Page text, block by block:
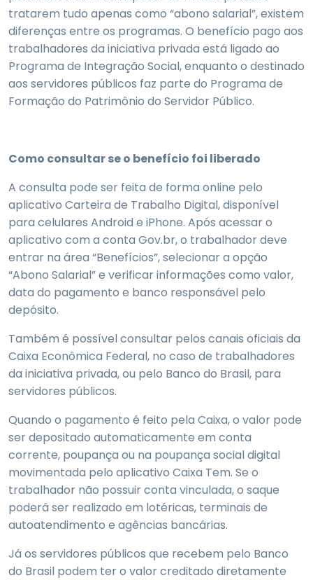
tratarem tudo apenas como “abono salarial”, existem
diferenças entre os programas. O benefício pago aos
trabalhadores da iniciativa privada está ligado ao
Programa de Integração Social, enquanto o destinado
aos servidores públicos faz parte do Programa de
Formação do Patrimônio do Servidor Público.
Como consultar se o benefício foi liberado
A consulta pode ser feita de forma online pelo
aplicativo Carteira de Trabalho Digital, disponível
para celulares Android e iPhone. Após acessar o
aplicativo com a conta Gov.br, o trabalhador deve
entrar na área “Benefícios”, selecionar a opção
“Abono Salarial” e verificar informações como valor,
data do pagamento e banco responsável pelo
depósito.
Também é possível consultar pelos canais oficiais da
Caixa Econômica Federal, no caso de trabalhadores
da iniciativa privada, ou pelo Banco do Brasil, para
servidores públicos.
Quando o pagamento é feito pela Caixa, o valor pode
ser depositado automaticamente em conta
corrente, poupança ou na poupança social digital
movimentada pelo aplicativo Caixa Tem. Se o
trabalhador não possuir conta vinculada, o saque
poderá ser realizado em lotéricas, terminais de
autoatendimento e agências bancárias.
Já os servidores públicos que recebem pelo Banco
do Brasil podem ter o valor creditado diretamente